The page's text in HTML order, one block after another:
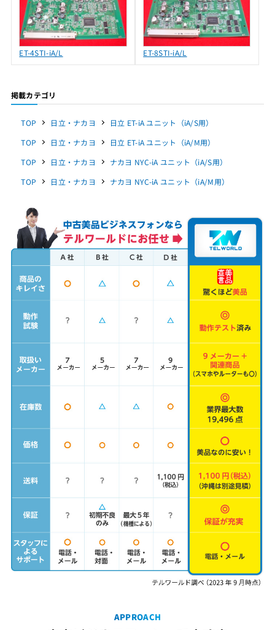
ET-4STI-iA/L ET-8STI-iA/L
掲載カテゴリ
TOP 日立・ナカヨ
日立 ET-iA ユニット（iA/S用）
TOP
日立・ナカヨ
日立 ET-iA ユニット（iA/M用）
TOP
日立・ナカヨ
ナカヨ NYC-iA ユニット（iA/S用）
TOP
日立・ナカヨ ナカヨ NYC-iA ユニット（iA/M用）
APPROACH